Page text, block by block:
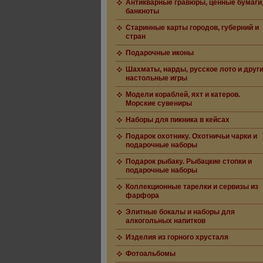
Антикварные гравюры, ценные бумаги,
банкноты
Старинные карты городов, губерний и
стран
Подарочные иконы
Шахматы, нарды, русское лото и
настольные игры
Модели кораблей, яхт и катеров.
Морские сувениры
Наборы для пикника в кейсах
Подарок охотнику. Охотничьи чарки и
подарочные наборы
Подарок рыбаку. Рыбацкие стопки и
подарочные наборы
Коллекционные тарелки и сервизы из
фарфора
Элитные бокалы и наборы для
алкогольных напитков
Изделия из горного хрусталя
Фотоальбомы